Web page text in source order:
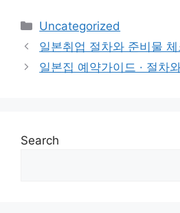
Categories
Uncategorized
일본취업 절차와 준비물
일본집 예약가이드 · 절차
Search